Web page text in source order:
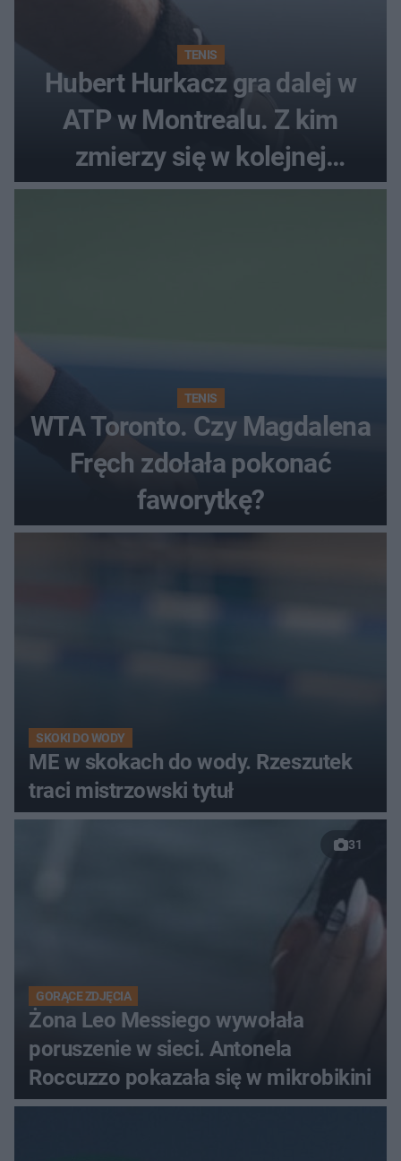
TENIS
Hubert Hurkacz gra dalej w
ATP w Montrealu. Z kim
zmierzy się w kolejnej
rundzie?
TENIS
WTA Toronto. Czy Magdalena
Fręch zdołała pokonać
faworytkę?
SKOKI DO WODY
ME w skokach do wody. Rzeszutek
traci mistrzowski tytuł
31
GORĄCE ZDJĘCIA
Żona Leo Messiego wywołała
poruszenie w sieci. Antonela
Roccuzzo pokazała się w mikrobikini